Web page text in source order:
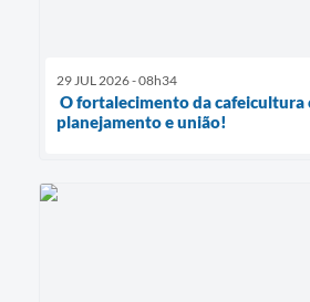
29 JUL 2026 - 08h34
O fortalecimento da cafeicultura
planejamento e união!